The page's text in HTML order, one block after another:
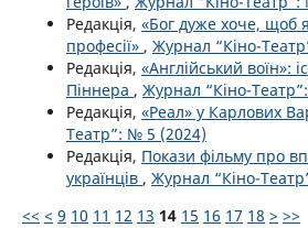
Редакція, «Бог дуже хоче, щоб
професії» , Журнал “Кіно-
Редакція, «Англійський воїн»:
Піннера , Журнал “Кіно-
Редакція, «Реал» у Карлових
Театр”: № 5 (2024)
Редакція, Покази фільму про
українців , Журнал “Кіно-
<< < 9 10 11 12 13 14 15 16 17 18 > >>